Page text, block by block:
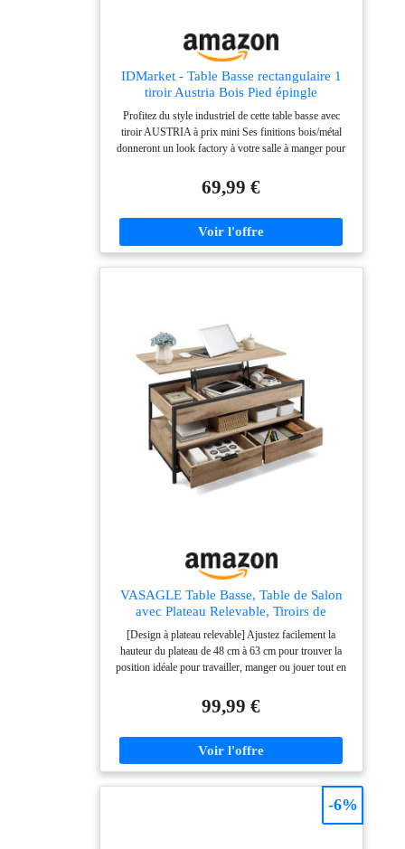
IDMarket - Table Basse rectangulaire 1
tiroir Austria Bois Pied épingle
Profitez du style industriel de cette table basse avec
tiroir AUSTRIA à prix mini Ses finitions bois/métal
donneront un look factory à votre salle à manger pour
dans son tiroir pratique et laissez libre l'espace sur le
plateau Idéale pour vous permettre de passer des
télé Dimensions globales : Longueur 100 cm x largeur
55 cm x Hauteur 40 cm
69,99 €
VASAGLE Table Basse, Table de Salon
avec Plateau Relevable, Tiroirs de
Rangement, avec Rangement Ouvert et
Compartiment Caché, Marron Camel et
Noir d'encre LCT209K02
[Design à plateau relevable] Ajustez facilement la
hauteur du plateau de 48 cm à 63 cm pour trouver la
position idéale pour travailler, manger ou jouer tout en
Améliorez votre confort avec cette table basse
[Rangement pratique] Le large plateau et l'étagère
aux objets du quotidien. Les 3 compartiments cachés et
les 2 tiroirs permettent de ranger les couvertures,
relevable solide] Avec ses charnières métalliques de
qualité et ses barres transversales renforcées, le plateau
99,99 €
-6%